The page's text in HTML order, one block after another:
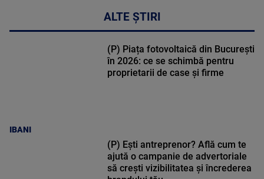
ALTE ȘTIRI
IBANI
(P) Piața fotovoltaică din București
în 2026: ce se schimbă pentru
proprietarii de case și firme
(P) Ești antreprenor? Află cum te
ajută o campanie de advertoriale
să crești vizibilitatea și încrederea